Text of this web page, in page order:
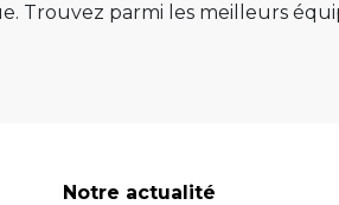
Trouvez parmi les meilleurs
remplisse au mieux sa mission.
reconnues pour
Notre actualité